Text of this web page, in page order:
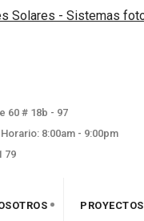
60 # 18b - 97
Horario: 8:00am - 9:00pm
79
PROYECTOS